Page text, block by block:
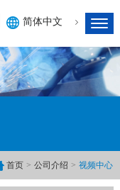
简体中文
首页 > 公司介绍 > 视频中心